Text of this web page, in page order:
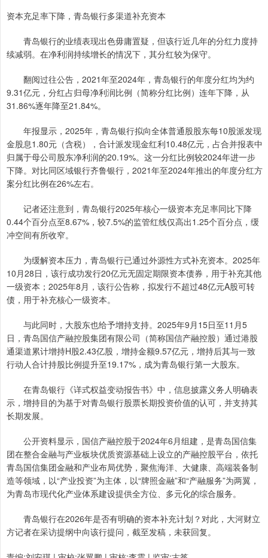
资本充足率下降，青岛银行多渠道补充资本
青岛银行的业绩表现出色毋庸置疑，但该行近几年的分红力度持
续减弱。在净利润持续增长的情况下，其分红较为保守。
翻阅过往公告，2021年至2024年，青岛银行的年度分红均为约
9.31亿元，分红占归母净利润比例（简称分红比例）连年下降，从
31.86%逐年降至21.84%。
年报显示，2025年，青岛银行拟向全体普通股股东每10股派发现
金股息1.80元（含税），合计派发现金红利10.48亿元，占合并报表中
归属于母公司股东净利润的20.19%。这一分红比例较2024年进一步
下降。对比同区域银行齐鲁银行，2021年至2024年推出的年度分红方
案分红比例在26%左右。
记者还注意到，青岛银行2025年核心一级资本充足率同比下降
0.44个百分点至8.67%，较7.5%的监管红线仅高出1.25个百分点，缓
冲空间有所收窄。
为缓解资本压力，青岛银行已通过外源性方式补充资本。2025年
10月28日，该行成功发行20亿元无固定期限资本债券，用于补充其他
一级资本；2025年8月，该行公告称，拟发行不超过48亿元A股可转
债，用于补充核心一级资本。
与此同时，大股东也给予增持支持。2025年9月15日至11月5
日，青岛国信产融控股集团有限公司（简称国信产融控股）通过港股
通渠道累计增持H股2.43亿股，增持金额9.57亿元，增持后其与一致
行动人合计持股比例提升至19.17%，成为青岛银行第一大股东。
在青岛银行《详式权益变动报告书》中，信息披露义务人明确表
示，增持目的为基于对青岛银行股票长期投资价值的认可，并支持其
长期发展。
公开资料显示，国信产融控股于2024年6月组建，是青岛国信集
团在整合金融与产业板块优质资源基础上设立的产融控股平台，依托
青岛国信集团金融和产业布局优势，聚焦海洋、大健康、高端装备制
造等领域，以“产业投资”为主体，以“牌照金融”和“产融服务”为两翼，
为青岛市现代化产业体系建设提供全方位、多元化的综合服务。
青岛银行在2026年是否有明确的资本补充计划？对此，大河财立
方记者在采访提纲中向该行提问，截至发稿，未获回复。